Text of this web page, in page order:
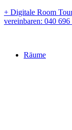
Zum
Inhalt
+ Digitale Room
vereinbaren: 040
Räume